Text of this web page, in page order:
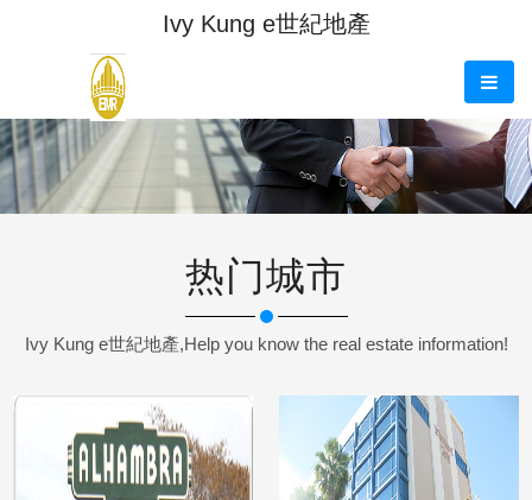
Ivy Kung e世紀地產
热门城市
Ivy Kung e世紀地產,Help you know the real estate information!